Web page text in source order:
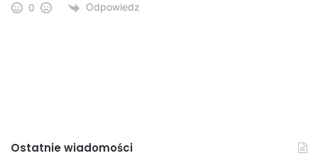
0 Odpowiedz
Ostatnie wiadomości